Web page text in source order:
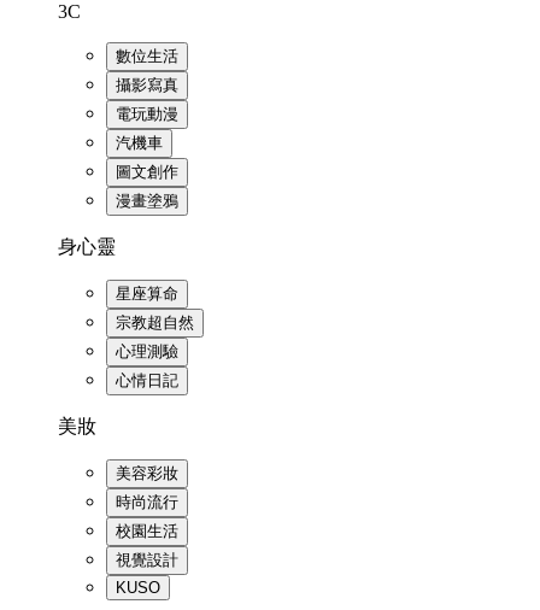
3C
數位生活
攝影寫真
電玩動漫
汽機車
圖文創作
漫畫塗鴉
身心靈
星座算命
宗教超自然
心理測驗
心情日記
美妝
美容彩妝
時尚流行
校園生活
視覺設計
KUSO